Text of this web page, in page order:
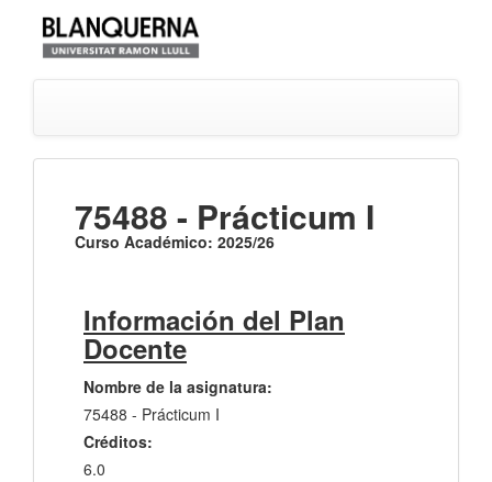
75488 - Prácticum I
Curso Académico: 2025/26
Información del Plan
Docente
Nombre de la asignatura:
75488 - Prácticum I
Créditos:
6.0